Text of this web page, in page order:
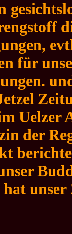
für
Uelzer
der